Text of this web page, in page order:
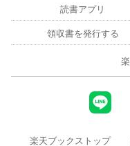
読書アプリ
領収書を発行する
楽天ブックストップ